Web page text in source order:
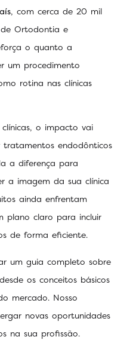
, com cerca de 20 mil
Ortodontia e
o quanto a
um procedimento
rotina nas clínicas
o impacto vai
endodônticos
a diferença para
a imagem da sua clínica
ainda enfrentam
plano claro para incluir
de forma eficiente.
um guia completo sobre
os conceitos básicos
mercado. Nosso
novas oportunidades
na sua profissão.